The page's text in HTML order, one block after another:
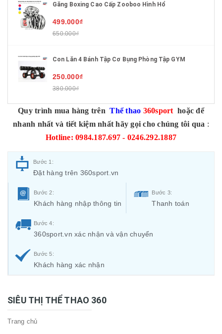
Găng Boxing Cao Cấp Zooboo Hình Hổ
499.000₫
650.000₫
Con Lăn 4 Bánh Tập Cơ Bụng Phòng Tập GYM
250.000₫
380.000₫
Quy trình mua hàng trên Thể thao 360sport hoặc để
nhanh nhất và tiết kiệm nhất hãy gọi cho chúng tôi qua :
Hotline: 0984.187.697 - 0246.292.1887
Bước 1:
Đặt hàng trên 360sport.vn
Bước 2:
Khách hàng nhập thông tin
Bước 3:
Thanh toán
Bước 4:
360sport.vn xác nhận và vận chuyển
Bước 5:
Khách hàng xác nhận
SIÊU THỊ THỂ THAO 360
Trang chủ